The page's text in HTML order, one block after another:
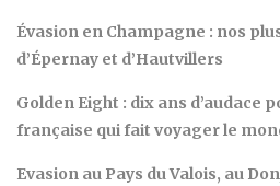
Évasion en Champagne : nos
d’Épernay et d’Hautvillers
Golden Eight : dix ans d’audace
française qui fait voyager le
Evasion au Pays du Valois, au